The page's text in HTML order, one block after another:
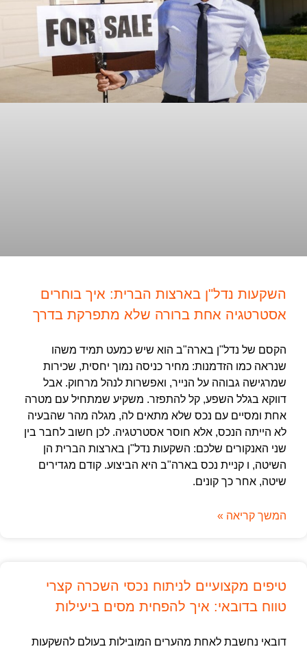
השקעות נדל"ן בארצות הברית: איך בוחרים
אסטרטגיה אחת ברורה שלא מתפרקת בדרך
הקסם של נדל"ן בארה"ב הוא שיש כמעט תמיד משהו
שנראה כמו הזדמנות: מחיר כניסה נמוך יחסית, שכירות
שמרגישה גבוהה על הנייר, ואפשרות לנהל מרחוק. אבל
דווקא בגלל השפע, קל להתפזר. משקיע שמתחיל עם מטרה
אחת ומסיים עם נכס שלא מתאים לה, מגלה מהר שהבעיה
לא הייתה הנכס, אלא חוסר אסטרטגיה. לכן חשוב לחבר בין
שני האנקורים שלכם: השקעות נדל"ן בארצות הברית הן
השיטה, ו קניית נכס בארה"ב היא הביצוע. קודם מגדירים
שיטה, אחר כך קונים.
המשך קריאה »
טיפים מקצועיים לניתוח נכסי השכרה קצרי
טווח בדובאי: איך להפחית מסים ביעילות
דובאי נחשבת לאחת מהערים המובילות בעולם להשקעות